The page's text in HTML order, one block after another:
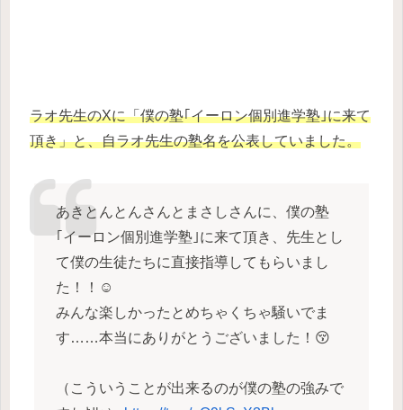
ラオ先生のXに「僕の塾｢イーロン個別進学塾｣に来て
頂き」と、自ラオ先生の塾名を公表していました。
あきとんとんさんとまさしさんに、僕の塾
｢イーロン個別進学塾｣に来て頂き、先生とし
て僕の生徒たちに直接指導してもらいまし
た！！☺️
みんな楽しかったとめちゃくちゃ騒いでま
す……本当にありがとうございました！😚
（こういうことが出来るのが僕の塾の強みで